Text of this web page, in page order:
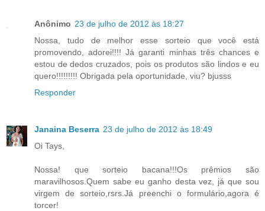
Anônimo 23 de julho de 2012 às 18:27
Nossa, tudo de melhor esse sorteio que você está
promovendo, adorei!!!! Já garanti minhas três chances e
estou de dedos cruzados, pois os produtos são lindos e eu
quero!!!!!!!!! Obrigada pela oportunidade, viu? bjusss
Responder
Janaina Beserra 23 de julho de 2012 às 18:49
Oi Tays,
Nossa! que sorteio bacana!!!Os prêmios são
maravilhosos.Quem sabe eu ganho desta vez, já que sou
virgem de sorteio,rsrs.Já preenchi o formulário,agora é
torcer!